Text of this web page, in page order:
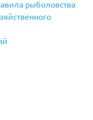
рыболовства